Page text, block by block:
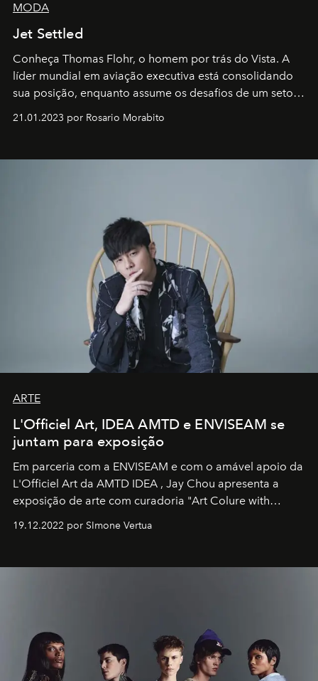
MODA
Jet Settled
Conheça Thomas Flohr, o homem por trás do Vista. A
líder mundial em aviação executiva está consolidando
sua posição, enquanto assume os desafios de um setor
em rápida evolução e redefinindo o conceito de luxo
21.01.2023 por Rosario Morabito
ARTE
L'Officiel Art, IDEA AMTD e ENVISEAM se
juntam para exposição
Em parceria com a ENVISEAM e com o amável apoio da
L'Officiel Art da AMTD IDEA , Jay Chou apresenta a
exposição de arte com curadoria "Art Colure with
19.12.2022 por SImone Vertua